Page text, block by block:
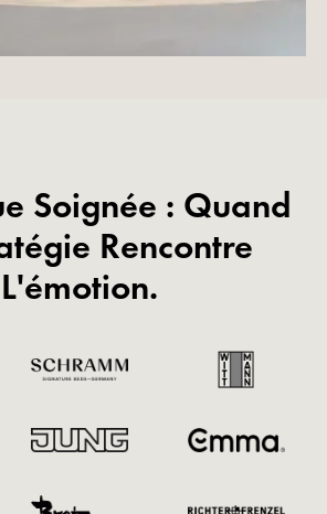
Soignée : Quand
Rencontre
L'émotion.